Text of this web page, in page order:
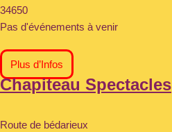
34650
Pas d'événements à venir
Plus d’Infos
Chapiteau Spectacles
Route de bédarieux